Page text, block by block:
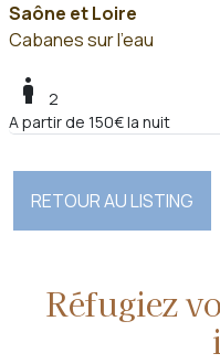
Réfugiez
Saône et Loire
Cabanes sur l'eau
boy
2
A partir de 150€ la nuit
RETOUR AU LISTING